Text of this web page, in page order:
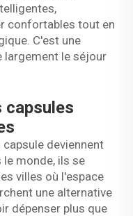
confortables tout en
C'est une
largement le séjour
capsules
deviennent
le monde, ils se
villes où l'espace
une alternative
dépenser plus que